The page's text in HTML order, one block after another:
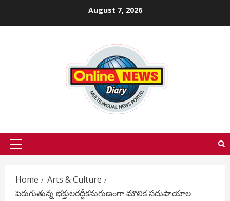
August 7, 2026
Primary
Home
Arts & Culture
పెరుగుతున్న భక్తులరద్దీకనుగుణంగా మౌలిక సదుపాయాల